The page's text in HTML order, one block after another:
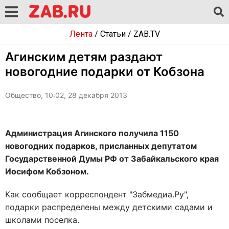
Лента/ Статьи/ ZAB.TV
Агинским детям раздают
новогодние подарки от Кобзона
Общество, 10:02, 28 декабря 2013
Администрация Агинского получила 1150
новогодних подарков, присланных депутатом
Государственной Думы РФ от Забайкальского края
Иосифом Кобзоном.
Как сообщает корреспондент "Забмедиа.Ру",
подарки распределены между детскими садами и
школами поселка.